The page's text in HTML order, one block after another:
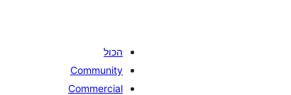
הכול
Community
Commercial